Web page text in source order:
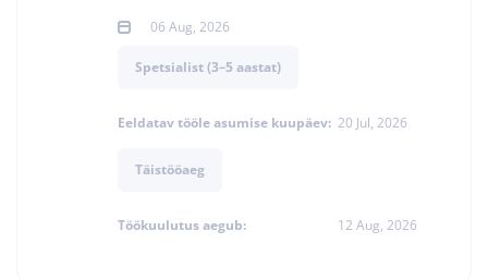
06 Aug, 2026
Spetsialist (3–5 aastat)
Eeldatav tööle asumise kuupäev: 20 Jul, 2026
Täistööaeg
Töökuulutus aegub: 12 Aug, 2026